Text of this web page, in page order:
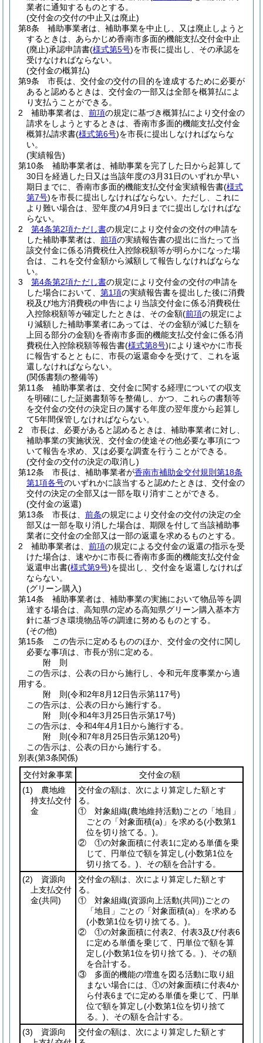
業者に通知するものとする。
(交付金の交付の中止又は廃止)
第8条
補助事業者は、補助事業を中止し、又は廃止しようと
するときは、あらかじめ香南市多面的機能支払交付金中止
(廃止)承認申請書(様式第5号)を市長に提出し、その承認を
受けなければならない。
(交付金の概算払)
第9条
市長は、交付金の交付の目的を達成するために必要が
あると認めるときは、交付金の一部又は全部を概算払によ
り支払うことができる。
2
補助事業者は、 前項の規定に基づき概算払により交付金の
請求をしようとするときは、香南市多面的機能支払交付金
概算払請求書(様式第6号)を市長に提出しなければならな
い。
(実績報告)
第10条
補助事業者は、補助事業を完了した日から起算して
30日を経過した日又は当該年度の3月31日のいずれか早い
期日までに、香南市多面的機能支払交付金実績報告書(様式
第7号)を市長に提出しなければならない。 ただし、これに
より難い場合は、翌年度の4月9日までに提出しなければな
らない。
2
第4条第2項ただし書の規定により交付金の交付の申請を
した補助事業者は、 前項の実績報告書の提出に当たって当
該交付金に係る消費税仕入控除税額等が明らかになった場
合は、これを交付金額から減額して報告しなければならな
い。
3
第4条第2項ただし書の規定により交付金の交付の申請を
した場合において、 第1項の実績報告書を提出した後に消費
税及び地方消費税の申告により当該交付金に係る消費税仕
入控除税額等が確定したときは、その金額(前項の規定によ
り減額した補助事業者にあっては、その金額が減じた額を
上回る部分の金額)を香南市多面的機能支払交付金に係る消
費税仕入控除税額等報告書(様式第8号)により速やかに市長
に報告するとともに、市長の返還命令を受けて、これを返
還しなければならない。
(関係書類の整備等)
第11条
補助事業者は、交付金に関する経理についての収支
を明確にした証拠書類等を整備し、かつ、これらの書類等
を交付金の交付の決定日の属する年度の翌年度から起算し
て5年間保管しなければならない。
2
市長は、必要があると認めるときは、補助事業者に対し、
補助事業の実施状況、交付金の使途その他必要な事項につ
いて報告を求め、又は必要な調査を行うことができる。
(交付金の交付の決定の取消し)
第12条
市長は、補助事業者が香南市補助金交付規則第18条
第1項各号のいずれかに該当すると認めたときは、交付金の
交付の決定の全部又は一部を取り消すことができる。
(交付金の返還)
第13条
市長は、 前条の規定により交付金の交付の決定の全
部又は一部を取り消した場合は、期限を付して当該補助事
業者に交付金の全部又は一部の返還を求めるものとする。
2
補助事業者は、 前項の規定による交付金の返還の指示を受
けた場合は、速やかに市長に香南市多面的機能支払交付金
返還申出書(様式第9号)を提出し、交付金を返還しなければ
ならない。
(グリーン購入)
第14条
補助事業者は、補助事業の実施において物品等を調
達する場合は、高知県の定める高知県グリーン購入基本方
針に基づき環境物品等の調達に努めるものとする。
(その他)
第15条
この告示に定めるもののほか、交付金の交付に関し
必要な事項は、市長が別に定める。
附 則
この告示は、公表の日から施行し、令和元年度事業から適
用する。
附 則(令和2年8月12日告示第117号)
この告示は、公表の日から施行する。
附 則(令和4年3月25日告示第17号)
この告示は、令和4年4月1日から施行する。
附 則(令和7年8月25日告示第120号)
この告示は、公表の日から施行する。
別表(第3条関係)
交付対象事業
交付金の額
(1) 農地維
持支払交付
金
交付金の額は、次により算定した額とす
る。
① 対象組織(農地維持活動)ごとの「地目」
ごとの「対象面積(a) 」を求める(小数第1
位を切り捨てる。)。
② ①の対象面積に付表1に定める単価を乗
じて、円単位で額を算定し(小数第1位を
切り捨てる。) 、その額を合計する。
(2) 資源向
上支払交付
金(共同)
交付金の額は、次により算定した額とす
る。
① 対象組織(資源向上活動(共同))ごとの
「地目」ごとの「対象面積(a) 」を求める
(小数第1位を切り捨てる。)。
② ①の対象面積に付表2、付表3及び付表6
に定める単価を乗じて、円単位で額を算
定し(小数第1位を切り捨てる。) 、その額
を合計する。
③ 多面的機能の増進を図る活動に取り組
まない場合には、①の対象面積に付表4か
ら付表6までに定める単価を乗じて、円単
位で額を算定し(小数第1位を切り捨て
る。) 、その額を合計する。
(3) 資源向
交付金の額は、次により算定した額とす